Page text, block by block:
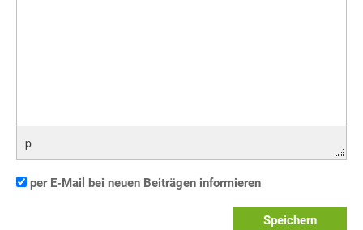
p
per E-Mail bei neuen Beiträgen informieren
Speichern